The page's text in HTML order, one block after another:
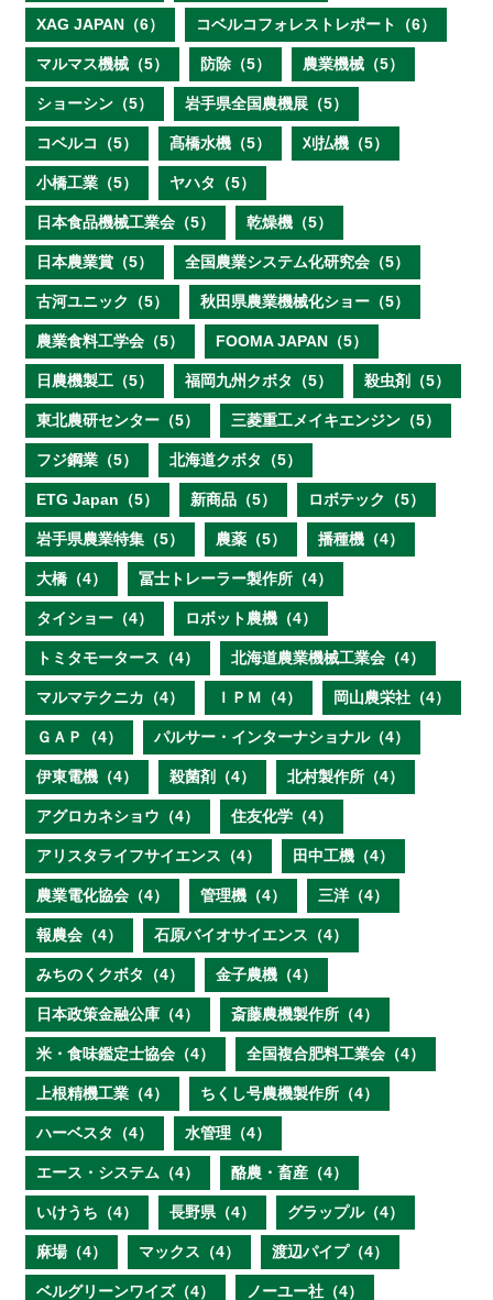
XAG JAPAN（6） コベルコフォレストレポート（6）
マルマス機械（5） 防除（5） 農業機械（5）
ショーシン（5） 岩手県全国農機展（5）
コベルコ（5） 髙橋水機（5） 刈払機（5）
小橋工業（5） ヤハタ（5）
日本食品機械工業会（5） 乾燥機（5）
日本農業賞（5） 全国農業システム化研究会（5）
古河ユニック（5） 秋田県農業機械化ショー（5）
農業食料工学会（5） FOOMA JAPAN（5）
日農機製工（5） 福岡九州クボタ（5） 殺虫剤（5）
東北農研センター（5） 三菱重工メイキエンジン（5）
フジ鋼業（5） 北海道クボタ（5）
ETG Japan（5） 新商品（5） ロボテック（5）
岩手県農業特集（5） 農薬（5） 播種機（4）
大橋（4） 冨士トレーラー製作所（4）
タイショー（4） ロボット農機（4）
トミタモータース（4） 北海道農業機械工業会（4）
マルマテクニカ（4） ＩＰＭ（4） 岡山農栄社（4）
ＧＡＰ（4） パルサー・インターナショナル（4）
伊東電機（4） 殺菌剤（4） 北村製作所（4）
アグロカネショウ（4） 住友化学（4）
アリスタライフサイエンス（4） 田中工機（4）
農業電化協会（4） 管理機（4） 三洋（4）
報農会（4） 石原バイオサイエンス（4）
みちのくクボタ（4） 金子農機（4）
日本政策金融公庫（4） 斎藤農機製作所（4）
米・食味鑑定士協会（4） 全国複合肥料工業会（4）
上根精機工業（4） ちくし号農機製作所（4）
ハーベスタ（4） 水管理（4）
エース・システム（4） 酪農・畜産（4）
いけうち（4） 長野県（4） グラップル（4）
麻場（4） マックス（4） 渡辺パイプ（4）
ベルグリーンワイズ（4） ノーユー社（4）